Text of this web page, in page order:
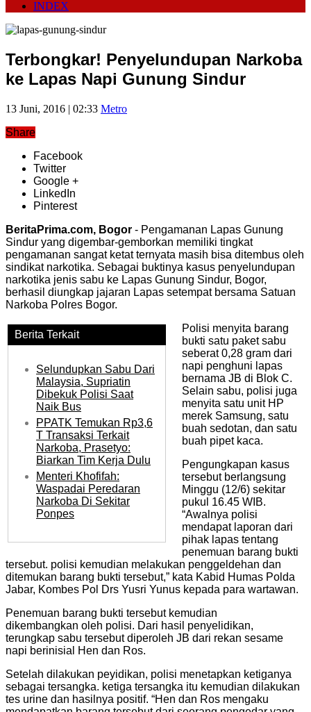
INDEX
Terbongkar! Penyelundupan Narkoba
ke Lapas Napi Gunung Sindur
13 Juni, 2016 | 02:33 Metro
Share
Facebook
Twitter
Google +
LinkedIn
Pinterest
BeritaPrima.com, Bogor - Pengamanan Lapas Gunung
Sindur yang digembar-gemborkan memiliki tingkat
pengamanan sangat ketat ternyata masih bisa ditembus oleh
sindikat narkotika. Sebagai buktinya kasus penyelundupan
narkotika jenis sabu ke Lapas Gunung Sindur, Bogor,
berhasil diungkap jajaran Lapas setempat bersama Satuan
Narkoba Polres Bogor.
Berita Terkait
Selundupkan Sabu Dari
Malaysia, Supriatin
Dibekuk Polisi Saat
Naik Bus
PPATK Temukan Rp3,6
T Transaksi Terkait
Narkoba, Prasetyo:
Biarkan Tim Kerja Dulu
Menteri Khofifah:
Waspadai Peredaran
Narkoba Di Sekitar
Ponpes
Polisi menyita barang
bukti satu paket sabu
seberat 0,28 gram dari
napi penghuni lapas
bernama JB di Blok C.
Selain sabu, polisi juga
menyita satu unit HP
merek Samsung, satu
buah sedotan, dan satu
buah pipet kaca.
Pengungkapan kasus
tersebut berlangsung
Minggu (12/6) sekitar
pukul 16.45 WIB.
“Awalnya polisi
mendapat laporan dari
pihak lapas tentang
penemuan barang bukti
tersebut. polisi kemudian melakukan penggeldehan dan
ditemukan barang bukti tersebut,” kata Kabid Humas Polda
Jabar, Kombes Pol Drs Yusri Yunus kepada para wartawan.
Penemuan barang bukti tersebut kemudian
dikembangkan oleh polisi. Dari hasil penyelidikan,
terungkap sabu tersebut diperoleh JB dari rekan sesame
napi berinisial Hen dan Ros.
Setelah dilakukan peyidikan, polisi menetapkan ketiganya
sebagai tersangka. ketiga tersangka itu kemudian dilakukan
tes urine dan hasilnya positif. “Hen dan Ros mengaku